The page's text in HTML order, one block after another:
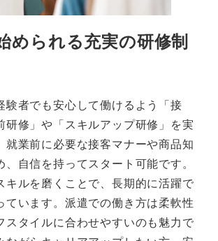
められる充実の研修制
験者でも安心して働けるよう「接
研修」や「スキルアップ研修」を実
就業前に必要な接客マナーや商品知
自信を持ってスタート可能です。
キルを磨くことで、長期的に活躍で
ています。派遣での働き方は柔軟性
スタイルに合わせやすいのも魅力で